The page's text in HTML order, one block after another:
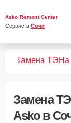
Asko Remont Center
Сервис в Сочи
Замена ТЭНа
Замена
Asko в